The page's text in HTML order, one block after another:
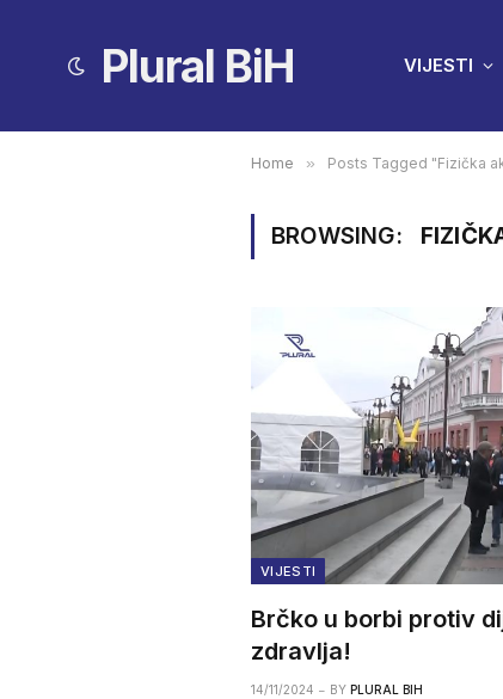
Plural BiH VIJESTI
Home » Posts Tagged "Fizička
BROWSING:
VIJESTI
Brčko u borbi protiv
zdravlja!
14/11/2024 BY PLURAL BIH